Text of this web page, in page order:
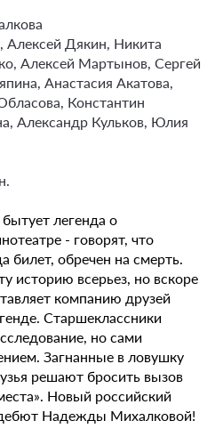
Дякин, Никита
Алексей Мартынов, Сергей
Анастасия Акатова,
Константин
Александр Кульков, Юлия
легенда о
- говорят, что
билет, обречен на смерть.
историю всерьез, но вскоре
компанию друзей
Старшеклассники
но сами
Загнанные в ловушку
решают бросить вызов
Новый российский
Надежды Михалковой!